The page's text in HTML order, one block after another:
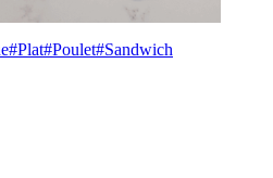
#Plat#Poulet#Sandwich